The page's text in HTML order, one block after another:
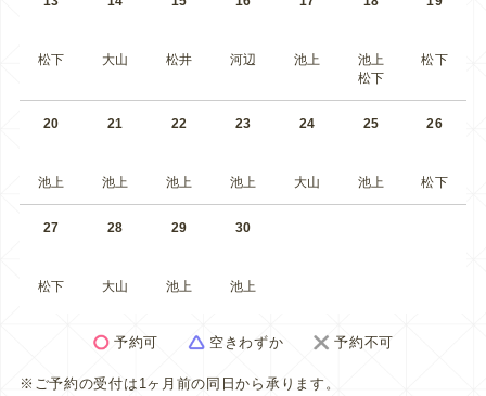
松下 大山 松井 河辺 池上
池上
松下
松下
20
池上
21
池上
22
池上
23
池上
24
大山
25
池上
26
松下
27
松下
28
大山
29
池上
30
池上
予約可 空きわずか 予約不可
※ご予約の受付は1ヶ月前の同日から承ります。